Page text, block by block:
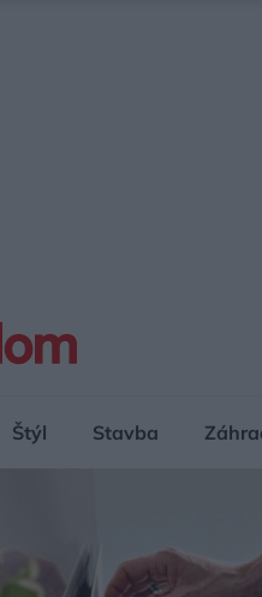
Štýl Stavba